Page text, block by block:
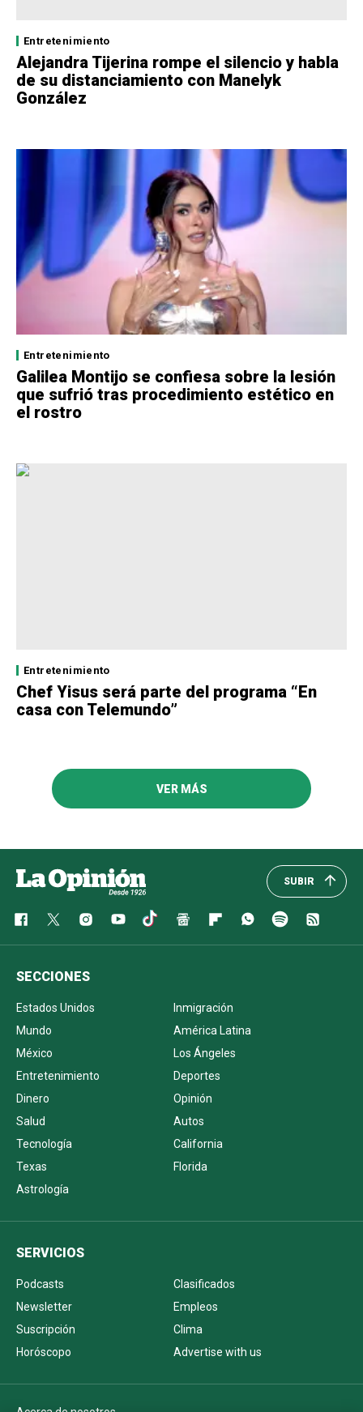
Entretenimiento
Alejandra Tijerina rompe el silencio y habla
de su distanciamiento con Manelyk
González
Entretenimiento
Galilea Montijo se confiesa sobre la lesión
que sufrió tras procedimiento estético en
el rostro
Entretenimiento
Chef Yisus será parte del programa “En
casa con Telemundo”
VER MÁS
SUBIR
SECCIONES
Estados Unidos
Inmigración
Mundo
América Latina
México
Los Ángeles
Entretenimiento
Deportes
Dinero
Opinión
Salud
Autos
Tecnología
California
Texas
Florida
Astrología
SERVICIOS
Podcasts
Clasificados
Newsletter
Empleos
Suscripción
Clima
Horóscopo
Advertise with us